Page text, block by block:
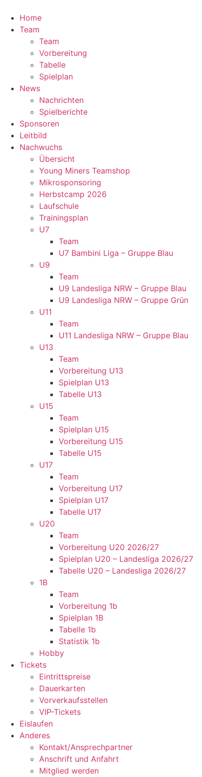
Inhalt
springen
Home
Team
Team
Vorbereitung
Tabelle
Spielplan
News
Nachrichten
Spielberichte
Sponsoren
Leitbild
Nachwuchs
Übersicht
Young Miners Teamshop
Mikrosponsoring
Herbstcamp 2026
Laufschule
Trainingsplan
U7
Team
U7 Bambini Liga – Gruppe Blau
U9
Team
U9 Landesliga NRW – Gruppe Blau
U9 Landesliga NRW – Gruppe Grün
U11
Team
U11 Landesliga NRW – Gruppe Blau
U13
Team
Vorbereitung U13
Spielplan U13
Tabelle U13
U15
Team
Spielplan U15
Vorbereitung U15
Tabelle U15
U17
Team
Vorbereitung U17
Spielplan U17
Tabelle U17
U20
Team
Vorbereitung U20 2026/27
Spielplan U20 – Landesliga 2026/27
Tabelle U20 – Landesliga 2026/27
1B
Team
Vorbereitung 1b
Spielplan 1B
Tabelle 1b
Statistik 1b
Hobby
Tickets
Eintrittspreise
Dauerkarten
Vorverkaufsstellen
VIP-Tickets
Eislaufen
Anderes
Kontakt/Ansprechpartner
Anschrift und Anfahrt
Mitglied werden